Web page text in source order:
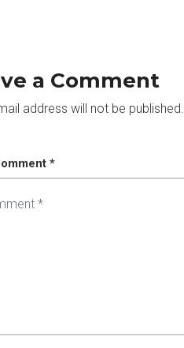
a Comment
address will not be published.
*